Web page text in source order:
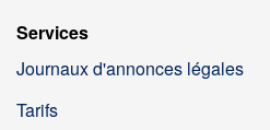
Services
Journaux d'annonces légales
Tarifs